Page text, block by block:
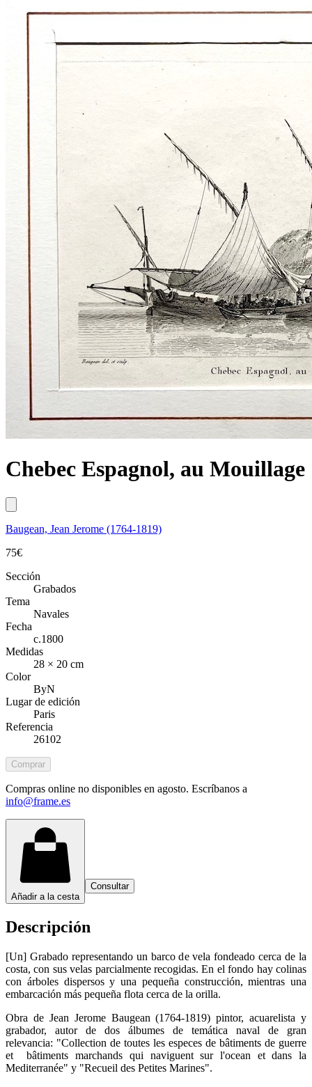
Chebec Espagnol, au Mouillage
Baugean, Jean Jerome (1764-1819)
75€
Sección
Grabados
Tema
Navales
Fecha
c.1800
Medidas
28 × 20 cm
Color
ByN
Lugar de edición
Paris
Referencia
26102
Comprar
Compras online no disponibles en agosto. Escríbanos a
info@frame.es
Añadir a la cesta
Consultar
Descripción
[Un] Grabado representando un barco de vela fondeado cerca de la
costa, con sus velas parcialmente recogidas. En el fondo hay colinas
con árboles dispersos y una pequeña construcción, mientras una
embarcación más pequeña flota cerca de la orilla.
Obra de Jean Jerome Baugean (1764-1819) pintor, acuarelista y
grabador, autor de dos álbumes de temática naval de gran
relevancia: "Collection de toutes les especes de bâtiments de guerre
et bâtiments marchands qui naviguent sur l'ocean et dans la
Mediterranée" y "Recueil des Petites Marines".